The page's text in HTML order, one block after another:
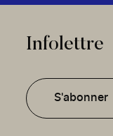
Infolettre
S'abonner